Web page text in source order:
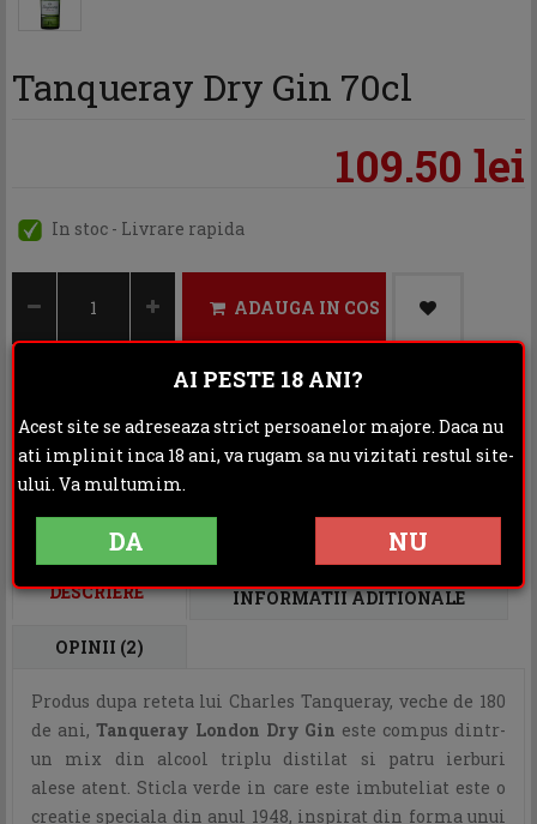
Tanqueray Dry Gin 70cl
109.50 lei
In stoc - Livrare rapida
ADAUGA IN COS
Categoria: Gin
Distribuie:
DESCRIERE INFORMATII ADITIONALE
OPINII (2)
Produs dupa reteta lui Charles Tanqueray, veche de 180
de ani, Tanqueray London Dry Gin este compus dintr-
un mix din alcool triplu distilat si patru ierburi
alese atent. Sticla verde in care este imbuteliat este o
creatie speciala din anul 1948, inspirat din forma unui
AI PESTE 18 ANI?
Acest site se adreseaza strict persoanelor majore. Daca nu
ati implinit inca 18 ani, va rugam sa nu vizitati restul site-
ului. Va multumim.
DA NU